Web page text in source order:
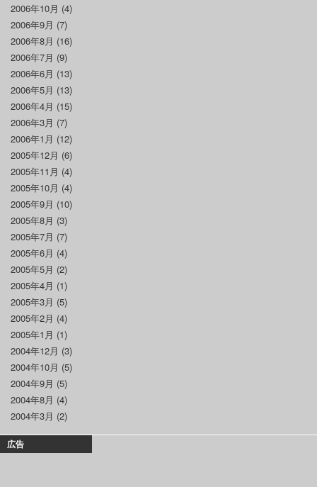
2006年10月 (4)
2006年9月 (7)
2006年8月 (16)
2006年7月 (9)
2006年6月 (13)
2006年5月 (13)
2006年4月 (15)
2006年3月 (7)
2006年1月 (12)
2005年12月 (6)
2005年11月 (4)
2005年10月 (4)
2005年9月 (10)
2005年8月 (3)
2005年7月 (7)
2005年6月 (4)
2005年5月 (2)
2005年4月 (1)
2005年3月 (5)
2005年2月 (4)
2005年1月 (1)
2004年12月 (3)
2004年10月 (5)
2004年9月 (5)
2004年8月 (4)
2004年3月 (2)
広告